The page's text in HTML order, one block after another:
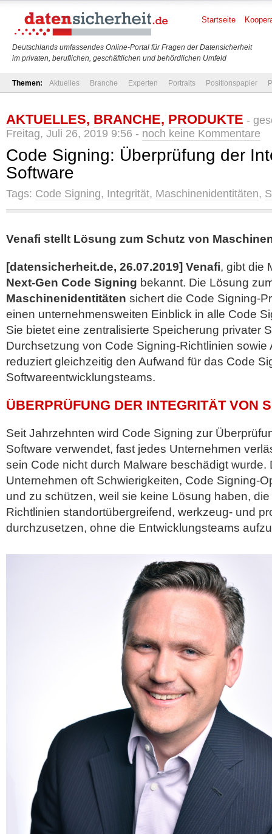
Deutschlands umfassendes Online-Portal für Fragen der Datensicherheit
im privaten, beruflichen, geschäftlichen und behördlichen Umfeld
Startseite
Themen: Aktuelles Branche Experten Portraits Positionspapier
AKTUELLES, BRANCHE, PRODUKTE -
Freitag, Juli 26, 2019 9:56 - noch keine Kommentare
Code Signing: Überprüfung der
Software
Tags: Code Signing, Integrität, Maschinenidentitäten,
Venafi stellt Lösung zum Schutz von
[datensicherheit.de, 26.07.2019] Venafi, gibt die
Next-Gen Code Signing bekannt. Die Lösung
Maschinenidentitäten sichert die Code Signing-
einen unternehmensweiten Einblick in alle Code
Sie bietet eine zentralisierte Speicherung privater
Durchsetzung von Code Signing-Richtlinien sowie
reduziert gleichzeitig den Aufwand für das Code
Softwareentwicklungsteams.
ÜBERPRÜFUNG DER INTEGRITÄT VON
Seit Jahrzehnten wird Code Signing zur
Software verwendet, fast jedes Unternehmen
sein Code nicht durch Malware beschädigt wurde.
Unternehmen oft Schwierigkeiten, Code Signing-
und zu schützen, weil sie keine Lösung haben,
Richtlinien standortübergreifend, werkzeug- und
durchzusetzen, ohne die Entwicklungsteams